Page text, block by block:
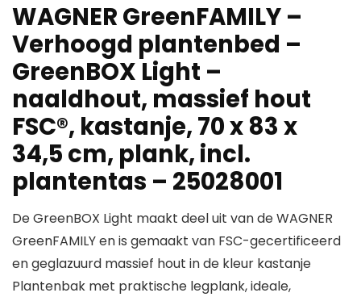
WAGNER GreenFAMILY –
Verhoogd plantenbed –
GreenBOX Light –
naaldhout, massief hout
FSC®, kastanje, 70 x 83 x
34,5 cm, plank, incl.
plantentas – 25028001
De GreenBOX Light maakt deel uit van de WAGNER
GreenFAMILY en is gemaakt van FSC-gecertificeerd
en geglazuurd massief hout in de kleur kastanje
Plantenbak met praktische legplank, ideale,